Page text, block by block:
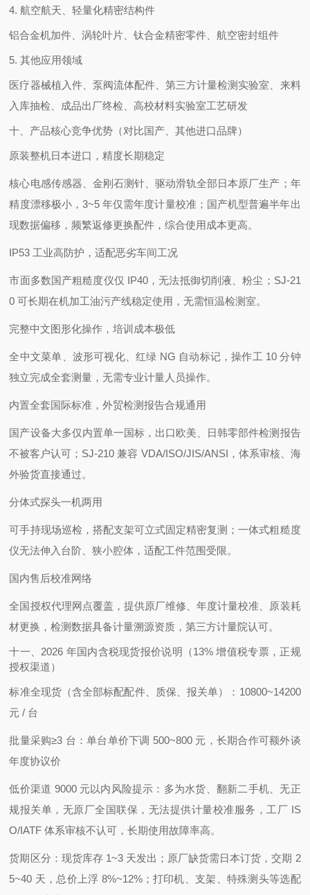
4. 航空航天、轻量化精密结构件
铝合金机加件、涡轮叶片、钛合金精密零件、航空密封组件
5. 其他应用领域
医疗器械植入件、泵阀流体配件、第三方计量检测实验室、来料
入库抽检、成品出厂终检、高校材料实验室工艺研发
十、产品核心竞争优势（对比国产、其他进口品牌）
原装整机日本进口，精度长期稳定
核心电感传感器、金刚石测针、驱动滑轨全部日本原厂生产；年
精度漂移极小，3~5 年仅需年度计量校准；国产机型普遍半年出
现数据偏移，频繁返修更换配件，综合使用成本更高。
IP53 工业高防护，适配恶劣车间工况
市面多数国产粗糙度仪仅 IP40，无法抵御切削液、粉尘；SJ-21
0 可长期在机加工油污产线稳定使用，无需恒温检测室。
完整中文图形化操作，培训成本极低
全中文菜单、波形可视化、红绿 NG 自动标记，操作工 10 分钟
独立完成全套测量，无需专业计量人员操作。
内置全套国际标准，外贸检测报告合规通用
国产设备大多仅内置单一国标，出口欧美、日韩零部件检测报告
不被客户认可；SJ-210 兼容 VDA/ISO/JIS/ANSI，体系审核、海
外验货直接通过。
分体式探头一机两用
可手持现场巡检，搭配支架可立式固定精密复测；一体式粗糙度
仪无法伸入台阶、狭小腔体，适配工件范围受限。
国内售后校准网络
全国授权代理网点覆盖，提供原厂维修、年度计量校准、原装耗
材更换，检测数据具备计量溯源资质，第三方计量院认可。
十一、2026 年国内含税现货报价说明（13% 增值税专票，正规
授权渠道）
标准全现货（含全部标配配件、质保、报关单）：10800~14200
元 / 台
批量采购≥3 台：单台单价下调 500~800 元，长期合作可额外谈
年度协议价
低价渠道 9000 元以内风险提示：多为水货、翻新二手机、无正
规报关单，无原厂全国联保，无法提供计量校准服务，工厂 IS
O/IATF 体系审核不认可，长期使用故障率高。
货期区分：现货库存 1~3 天发出；原厂缺货需日本订货，交期 2
5~40 天，总价上浮 8%~12%；打印机、支架、特殊测头等选配